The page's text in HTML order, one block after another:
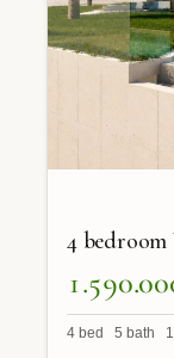
4 bedroom
4 bed 5 bath